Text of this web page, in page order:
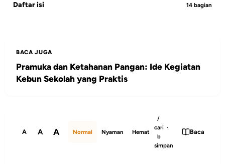
Daftar isi 14 bagian
BACA JUGA
Pramuka dan Ketahanan Pangan: Ide Kegiatan
Kebun Sekolah yang Praktis
A A A Normal Nyaman Hemat
/
cari ·
b
simpan
Baca